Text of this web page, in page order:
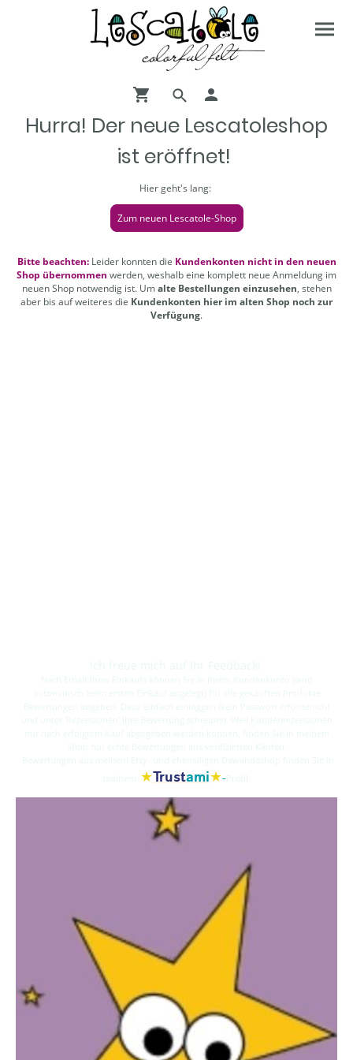
Hurra! Der neue Lescatoleshop
ist eröffnet!
Hier geht's lang:
Zum neuen Lescatole-Shop
Bitte beachten:Leider konnten die Kundenkonten nicht in den neuen
Shop übernommen werden, weshalb eine komplett neue Anmeldung im
neuen Shop notwendig ist. Umalte Bestellungen einzusehen, stehen
aber bis auf weiteres die Kundenkonten hier im alten Shop noch zur
Verfügung.
★Trustami★-Profil.